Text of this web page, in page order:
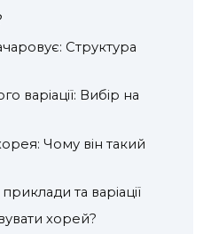
Структура
варіації: Вибір на
Чому він такий
та варіації
хорей?